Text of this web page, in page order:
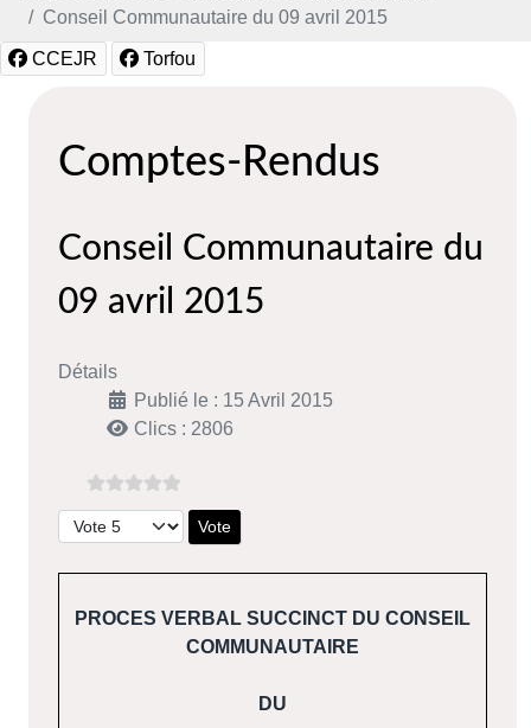
Conseil Communautaire du 09 avril 2015
CCEJR Torfou
Comptes-Rendus
Conseil Communautaire du
09 avril 2015
Détails
Publié le : 15 Avril 2015
Clics : 2806
Veuillez voter
PROCES VERBAL SUCCINCT DU CONSEIL
COMMUNAUTAIRE
DU